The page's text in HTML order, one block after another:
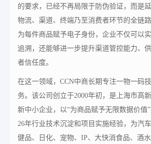
的要求，已经不再局限于防伪验证，而是
物流、渠道、终端乃至消费者环节的全链
为每件商品赋予电子身份，企业不仅可以
追溯，还能够进一步提升渠道管控能力、
者信任度。
在这一领域，CCN中商长期专注一物一码
务。该公司创立于2000年初，是上海市高
新中小企业，以“为商品赋予无限数据价值
26年行业技术沉淀和项目实施经验，为汽
健品、日化、宠物、IP、大快消食品、酒